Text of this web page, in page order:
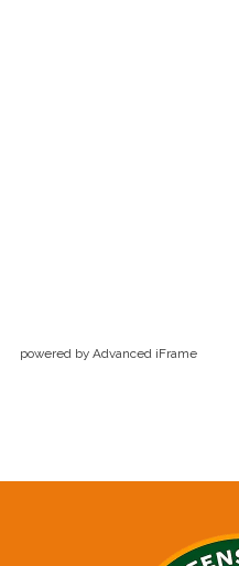
powered by Advanced iFrame